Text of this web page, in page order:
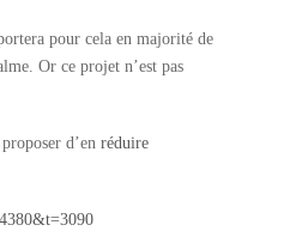
pour cela en majorité de
Or ce projet n’est pas
d’en réduire